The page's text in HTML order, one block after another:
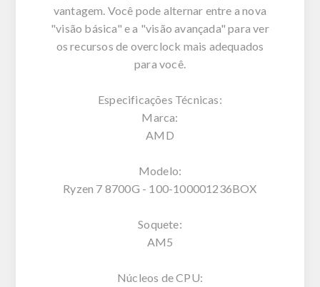
vantagem. Você pode alternar entre a nova
"visão básica" e a "visão avançada" para ver
os recursos de overclock mais adequados
para você.
Especificações Técnicas:
Marca:
AMD
Modelo:
Ryzen 7 8700G - 100-100001236BOX
Soquete:
AM5
Núcleos de CPU: